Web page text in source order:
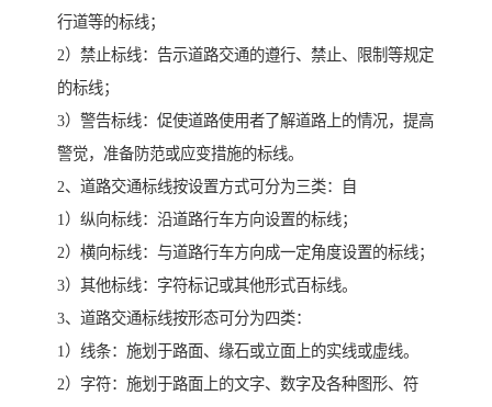
行道等的标线；
2）禁止标线：告示道路交通的遵行、禁止、限制等规定
的标线；
3）警告标线：促使道路使用者了解道路上的情况，提高
警觉，准备防范或应变措施的标线。
2、道路交通标线按设置方式可分为三类：自
1）纵向标线：沿道路行车方向设置的标线；
2）横向标线：与道路行车方向成一定角度设置的标线；
3）其他标线：字符标记或其他形式百标线。
3、道路交通标线按形态可分为四类：
1）线条：施划于路面、缘石或立面上的实线或虚线。
2）字符：施划于路面上的文字、数字及各种图形、符